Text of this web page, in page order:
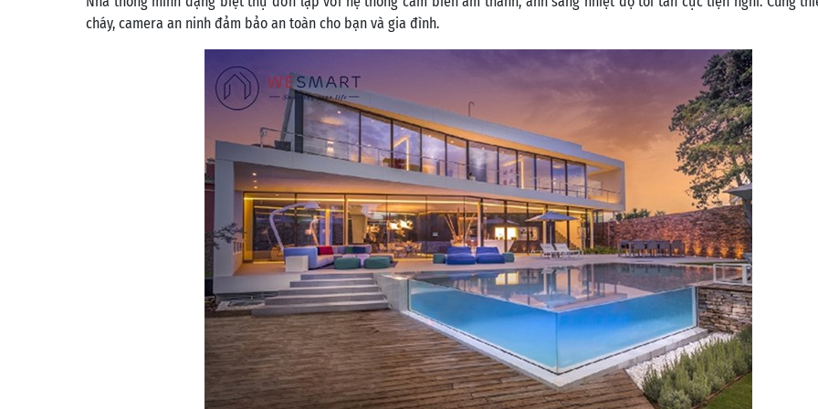
cháy, camera an ninh đảm bảo an toàn cho bạn và gia đình.